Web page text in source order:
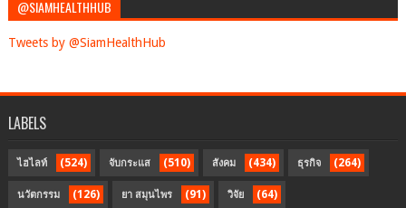
@SIAMHEALTHHUB
Tweets by @SiamHealthHub
LABELS
ไฮไลท์ (524) จับกระแส (510) สังคม (434) ธุรกิจ (264)
นวัตกรรม (126) ยา สมุนไพร (91) วิจัย (64)